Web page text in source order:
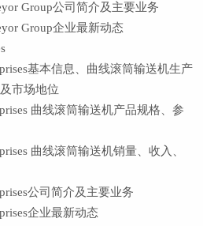
Group公司简介及主要业务
Group企业最新动态
基本信息、曲线滚筒输送机生产
市场地位
曲线滚筒输送机产品规格、参
曲线滚筒输送机销量、收入、
公司简介及主要业务
企业最新动态